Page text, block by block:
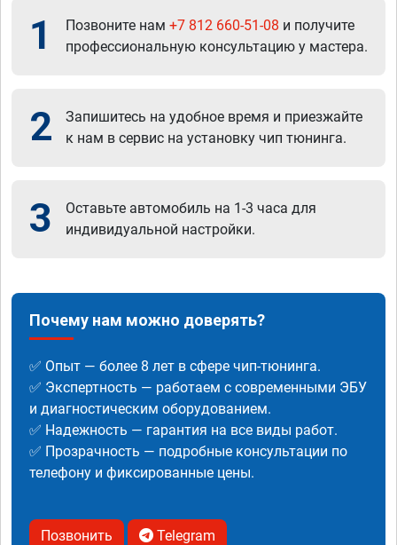
1 Позвоните нам +7 812 660-51-08 и получите
профессиональную консультацию у мастера.
2
Запишитесь на удобное время и приезжайте
к нам в сервис на установку чип тюнинга.
3
Оставьте автомобиль на 1-3 часа для
индивидуальной настройки.
Почему нам можно доверять?
✅ Опыт — более 8 лет в сфере чип-тюнинга.
✅ Экспертность — работаем с современными ЭБУ
и диагностическим оборудованием.
✅ Надежность — гарантия на все виды работ.
✅ Прозрачность — подробные консультации по
телефону и фиксированные цены.
Позвонить Telegram